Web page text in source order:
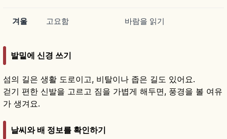
겨울 고요함 바람을 읽기
발밑에 신경 쓰기
섬의 길은 생활 도로이고, 비탈이나 좁은 길도 있어요.
걷기 편한 신발을 고르고 짐을 가볍게 해두면, 풍경을 볼 여유
가 생겨요.
날씨와 배 정보를 확인하기